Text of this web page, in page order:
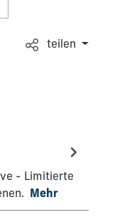
teilen
- Limitierte
Mehr